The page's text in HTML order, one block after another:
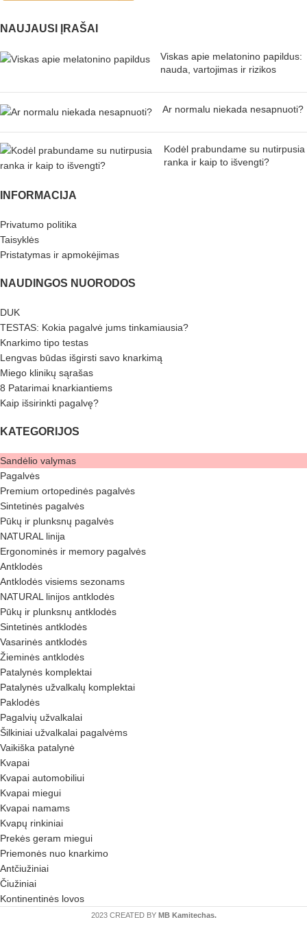
NAUJAUSI ĮRAŠAI
Viskas apie melatonino papildus:
nauda, vartojimas ir rizikos
Ar normalu niekada nesapnuoti?
Kodėl prabundame su nutirpusia
ranka ir kaip to išvengti?
INFORMACIJA
Privatumo politika
Taisyklės
Pristatymas ir apmokėjimas
NAUDINGOS NUORODOS
DUK
TESTAS: Kokia pagalvė jums tinkamiausia?
Knarkimo tipo testas
Lengvas būdas išgirsti savo knarkimą
Miego klinikų sąrašas
8 Patarimai knarkiantiems
Kaip išsirinkti pagalvę?
KATEGORIJOS
Sandėlio valymas
Pagalvės
Premium ortopedinės pagalvės
Sintetinės pagalvės
Pūkų ir plunksnų pagalvės
NATURAL linija
Ergonominės ir memory pagalvės
Antklodės
Antklodės visiems sezonams
NATURAL linijos antklodės
Pūkų ir plunksnų antklodės
Sintetinės antklodės
Vasarinės antklodės
Žieminės antklodės
Patalynės komplektai
Patalynės užvalkalų komplektai
Paklodės
Pagalvių užvalkalai
Šilkiniai užvalkalai pagalvėms
Vaikiška patalynė
Kvapai
Kvapai automobiliui
Kvapai miegui
Kvapai namams
Kvapų rinkiniai
Prekės geram miegui
Priemonės nuo knarkimo
Antčiužiniai
Čiužiniai
Kontinentinės lovos
2023 CREATED BY MB Kamitechas.